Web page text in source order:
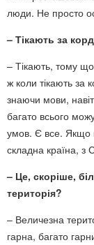
люди. Не просто
– Тікають за
– Тікають, тому
ж коли тікають за
знаючи мови,
багато всього
умов. Є все. Якщо
складна країна, з
– Це, скоріше,
територія?
– Величезна
гарна, багато